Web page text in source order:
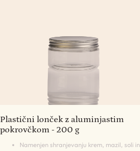
Plastični lonček z aluminjastim
pokrovčkom - 200 g
Namenjen shranjevanju krem, mazil, soli in